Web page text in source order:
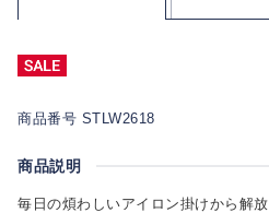
商品番号 STLW2618
商品説明
毎日の煩わしいアイロン掛けから解